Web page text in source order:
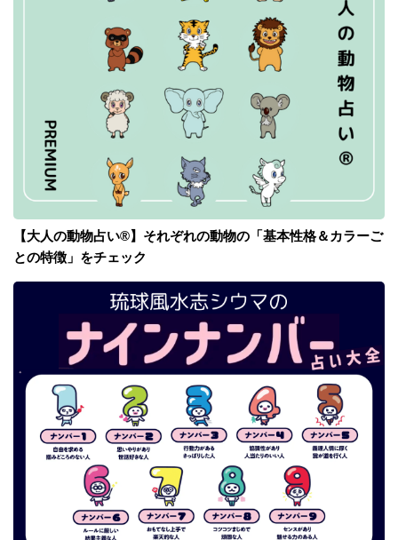
【大人の動物占い®】それぞれの動物の「基本性格＆カラーご
との特徴」をチェック